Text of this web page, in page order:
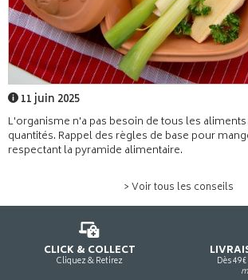
11 juin 2025
L'organisme n'a pas besoin de tous les
quantités. Rappel des règles de base pour
respectant la pyramide alimentaire.
> Voir tous les conseils
CLICK & COLLECT
Cliquez & Retirez Dès 49€